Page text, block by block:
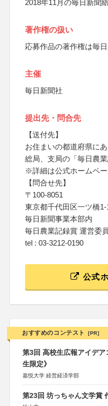
2018年11月の毎日新聞
著作権の扱い
応募作品の著作権は毎
主催
毎日新聞社
提出先・問合先
【送付先】
お住まいの都道府県に
総局、支局の「毎日農
※詳細は公式ホームペ
【問合せ先】
〒100-8051
東京都千代田区一ツ橋1-
毎日新聞事業本部内
毎日農業記録賞 運営委
tel : 03-3212-0190
公式
おすすめのコンテスト [PR]
第3回 高校生広報アイデア
生限定》
嘉悦大学 経営経済学部
第23回 坊っちゃん文学賞